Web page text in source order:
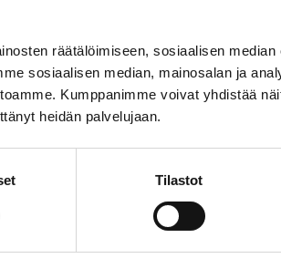
räätälöimiseen, sosiaalisen
sosiaalisen median, mainosalan ja
Kumppanimme voivat yhdistää
heidän palvelujaan.
Tilastot
JOPERA
laadukkaat ja yksilölliset
Pirkanmaalla ja Oulun seudulla.
mikä takaa turvallisen